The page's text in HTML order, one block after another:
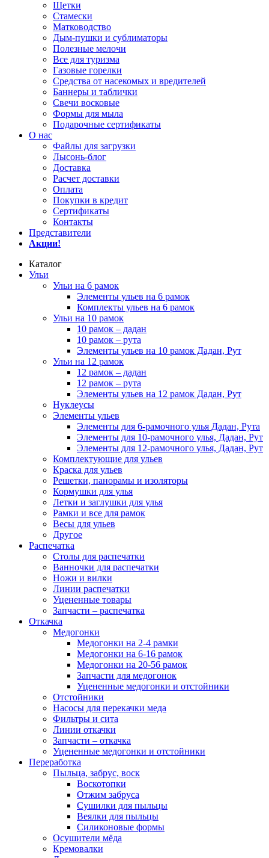
Щетки
Стамески
Матководство
Дым-пушки и сублиматоры
Полезные мелочи
Все для туризма
Газовые горелки
Средства от насекомых и вредителей
Баннеры и таблички
Свечи восковые
Формы для мыла
Подарочные сертификаты
О нас
Файлы для загрузки
Лысонь-блог
Доставка
Расчет доставки
Оплата
Покупки в кредит
Сертификаты
Контакты
Представители
Акции!
Каталог
Ульи
Ульи на 6 рамок
Элементы ульев на 6 рамок
Комплекты ульев на 6 рамок
Ульи на 10 рамок
10 рамок – дадан
10 рамок – рута
Элементы ульев на 10 рамок Дадан, Рут
Ульи на 12 рамок
12 рамок – дадан
12 рамок – рута
Элементы ульев на 12 рамок Дадан, Рут
Нуклеусы
Элементы ульев
Элементы для 6-рамочного улья Дадан, Рута
Элементы для 10-рамочного улья, Дадан, Рут
Элементы для 12-рамочного улья, Дадан, Рут
Комплектующие для ульев
Краска для ульев
Решетки, панорамы и изоляторы
Кормушки для улья
Летки и заглушки для улья
Рамки и все для рамок
Весы для ульев
Другое
Распечатка
Столы для распечатки
Ванночки для распечатки
Ножи и вилки
Линии распечатки
Уцененные товары
Запчасти – распечатка
Откачка
Медогонки
Медогонки на 2-4 рамки
Медогонки на 6-16 рамок
Медогонки на 20-56 рамок
Запчасти для медогонок
Уцененные медогонки и отстойники
Отстойники
Насосы для перекачки меда
Фильтры и сита
Линии откачки
Запчасти – откачка
Уцененные медогонки и отстойники
Переработка
Пыльца, забрус, воск
Воскотопки
Отжим забруса
Сушилки для пыльцы
Веялки для пыльцы
Силиконовые формы
Осушители мёда
Кремовалки